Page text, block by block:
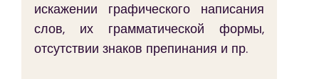
искажении графического написания
слов, их грамматической формы,
отсутствии знаков препинания и пр.